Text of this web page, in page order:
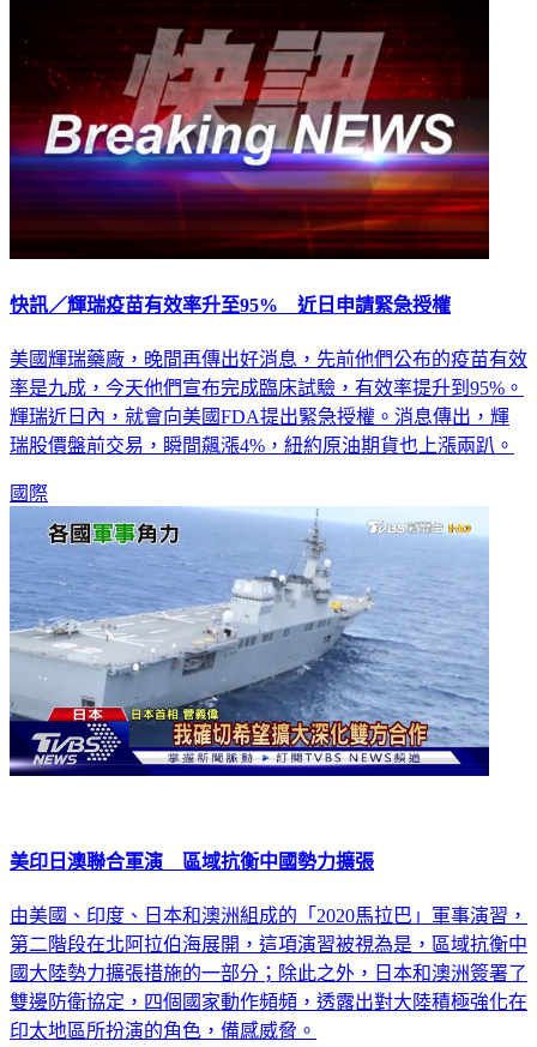
快訊／輝瑞疫苗有效率升至95% 近日申請緊急授權
美國輝瑞藥廠，晚間再傳出好消息，先前他們公布的疫苗有效
率是九成，今天他們宣布完成臨床試驗，有效率提升到95%。
輝瑞近日內，就會向美國FDA提出緊急授權。消息傳出，輝
瑞股價盤前交易，瞬間飆漲4%，紐約原油期貨也上漲兩趴。
國際
美印日澳聯合軍演 區域抗衡中國勢力擴張
由美國、印度、日本和澳洲組成的「2020馬拉巴」軍事演習，
第二階段在北阿拉伯海展開，這項演習被視為是，區域抗衡中
國大陸勢力擴張措施的一部分；除此之外，日本和澳洲簽署了
雙邊防衛協定，四個國家動作頻頻，透露出對大陸積極強化在
印太地區所扮演的角色，備感威脅。